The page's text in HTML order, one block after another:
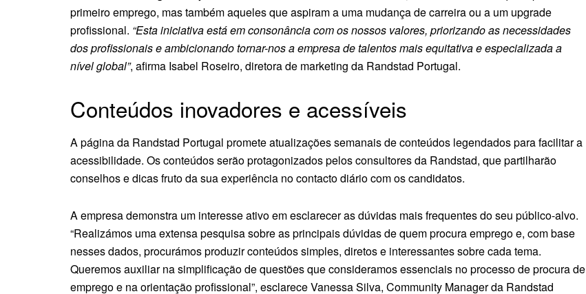
primeiro emprego, mas também aqueles que aspiram a uma mudança de carreira ou a um upgrade
profissional. “Esta iniciativa está em consonância com os nossos valores, priorizando as necessidades
dos profissionais e ambicionando tornar-nos a empresa de talentos mais equitativa e especializada a
nível global”, afirma Isabel Roseiro, diretora de marketing da Randstad Portugal.
Conteúdos inovadores e acessíveis
A página da Randstad Portugal promete atualizações semanais de conteúdos legendados para facilitar a
acessibilidade. Os conteúdos serão protagonizados pelos consultores da Randstad, que partilharão
conselhos e dicas fruto da sua experiência no contacto diário com os candidatos.
A empresa demonstra um interesse ativo em esclarecer as dúvidas mais frequentes do seu público-alvo.
“Realizámos uma extensa pesquisa sobre as principais dúvidas de quem procura emprego e, com base
nesses dados, procurámos produzir conteúdos simples, diretos e interessantes sobre cada tema.
Queremos auxiliar na simplificação de questões que consideramos essenciais no processo de procura de
emprego e na orientação profissional”, esclarece Vanessa Silva, Community Manager da Randstad